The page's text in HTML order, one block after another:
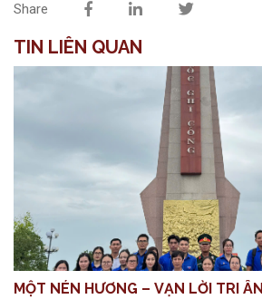
Share
TIN LIÊN QUAN
MỘT NÉN HƯƠNG – VẠN LỜI TRI ÂN